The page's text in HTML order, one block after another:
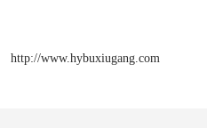
http://www.hybuxiugang.com